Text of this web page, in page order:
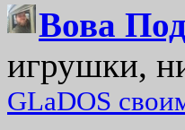
Вова
игрушки,
GLaDOS